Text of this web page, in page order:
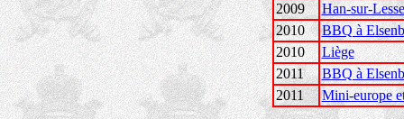
2009
Han-sur-Lesse
2010
BBQ à
2010
Liège
2011
BBQ à
2011
Mini-europe